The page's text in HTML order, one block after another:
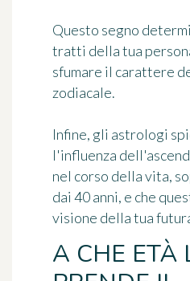
Questo segno
tratti della tua
sfumare il carattere
zodiacale.
Infine, gli astrologi
l'influenza
nel corso della vita,
dai 40 anni, e che
visione della tua
A CHE ETÀ